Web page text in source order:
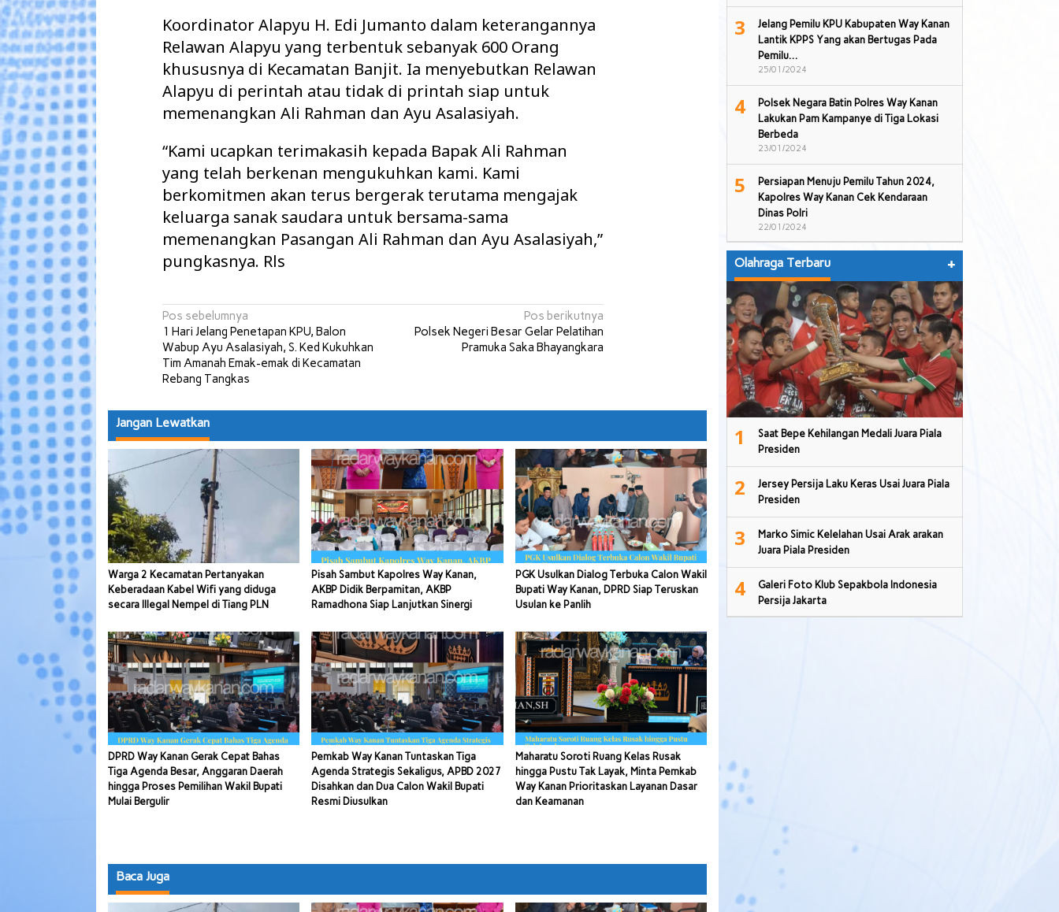
Koordinator Alapyu H. Edi Jumanto dalam keterangannya
Relawan Alapyu yang terbentuk sebanyak 600 Orang
khususnya di Kecamatan Banjit. Ia menyebutkan Relawan
Alapyu di perintah atau tidak di printah siap untuk
memenangkan Ali Rahman dan Ayu Asalasiyah.
“Kami ucapkan terimakasih kepada Bapak Ali Rahman
yang telah berkenan mengukuhkan kami. Kami
berkomitmen akan terus bergerak terutama mengajak
keluarga sanak saudara untuk bersama-sama
memenangkan Pasangan Ali Rahman dan Ayu Asalasiyah,”
pungkasnya. Rls
Navigasi
pos
Pos sebelumnya
1 Hari Jelang Penetapan KPU, Balon
Wabup Ayu Asalasiyah, S. Ked Kukuhkan
Tim Amanah Emak-emak di Kecamatan
Rebang Tangkas
Pos berikutnya
Polsek Negeri Besar Gelar Pelatihan
Pramuka Saka Bhayangkara
Jangan Lewatkan
Warga 2 Kecamatan Pertanyakan
Keberadaan Kabel Wifi yang diduga
secara Illegal Nempel di Tiang PLN
Pisah Sambut Kapolres Way Kanan,
AKBP Didik Berpamitan, AKBP
Ramadhona Siap Lanjutkan Sinergi
PGK Usulkan Dialog Terbuka Calon Wakil
Bupati Way Kanan, DPRD Siap Teruskan
Usulan ke Panlih
DPRD Way Kanan Gerak Cepat Bahas
Tiga Agenda Besar, Anggaran Daerah
hingga Proses Pemilihan Wakil Bupati
Mulai Bergulir
Pemkab Way Kanan Tuntaskan Tiga
Agenda Strategis Sekaligus, APBD 2027
Disahkan dan Dua Calon Wakil Bupati
Resmi Diusulkan
Maharatu Soroti Ruang Kelas Rusak
hingga Pustu Tak Layak, Minta Pemkab
Way Kanan Prioritaskan Layanan Dasar
dan Keamanan
Baca Juga
3
Jelang Pemilu KPU Kabupaten Way Kanan
Lantik KPPS Yang akan Bertugas Pada
Pemilu…
25/01/2024
4
Polsek Negara Batin Polres Way Kanan
Lakukan Pam Kampanye di Tiga Lokasi
Berbeda
23/01/2024
5
Persiapan Menuju Pemilu Tahun 2024,
Kapolres Way Kanan Cek Kendaraan
Dinas Polri
22/01/2024
Olahraga Terbaru +
1
Saat Bepe Kehilangan Medali Juara Piala
Presiden
2
Jersey Persija Laku Keras Usai Juara Piala
Presiden
3
Marko Simic Kelelahan Usai Arak arakan
Juara Piala Presiden
4
Galeri Foto Klub Sepakbola Indonesia
Persija Jakarta